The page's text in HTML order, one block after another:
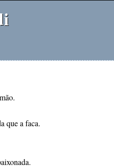
que a faca.